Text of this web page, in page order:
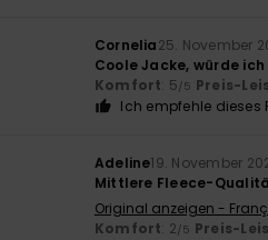
Cornelia25. November
Coole Jacke, würde
Komfort: 5/5 Preis-
Ich empfehle dieses
Adeline19. November
Mittlere Fleece-
Original anzeigen -
Komfort: 2/5 Preis-